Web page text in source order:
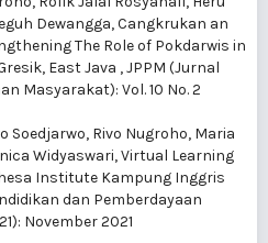
Dewangga,Cangkrukan an
The Role of Pokdarwis in
East Java ,JPPM (Jurnal
Masyarakat): Vol. 10 No. 2
Soedjarwo, Rivo Nugroho, Maria
Widyaswari,Virtual Learning
Institute Kampung Inggris
dan Pemberdayaan
November 2021